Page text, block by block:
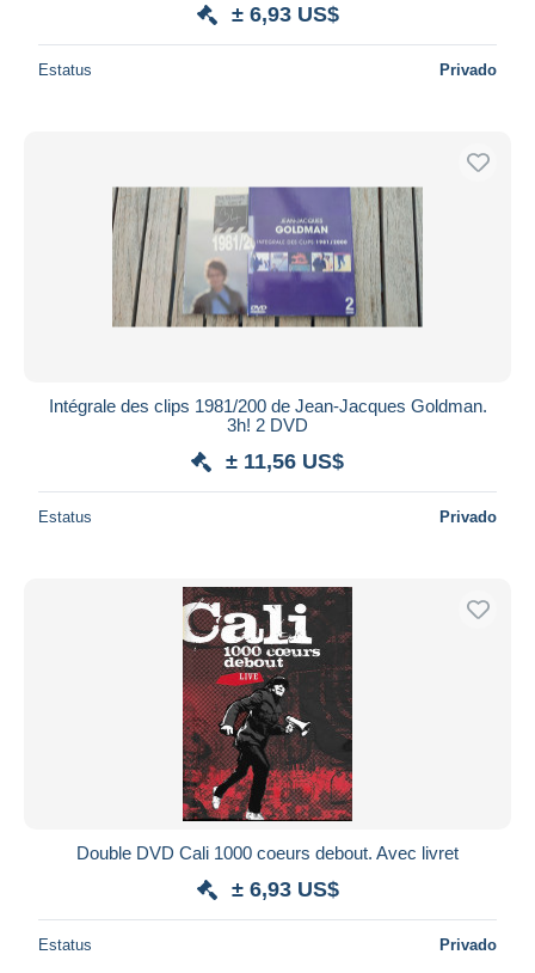
± 6,93 US$
Estatus Privado
Intégrale des clips 1981/200 de Jean-Jacques Goldman.
3h! 2 DVD
± 11,56 US$
Estatus Privado
Double DVD Cali 1000 coeurs debout. Avec livret
± 6,93 US$
Estatus Privado